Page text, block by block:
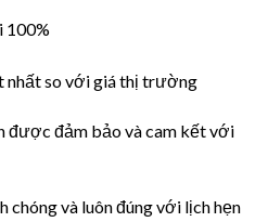
100%
nhất so với giá thị trường
được đảm bảo và cam kết với
chóng và luôn đúng với lịch hẹn